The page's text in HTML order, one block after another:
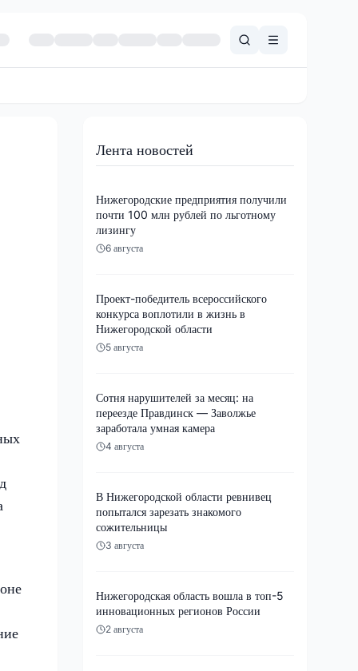
Лента новостей
Нижегородские предприятия получили
почти 100 млн рублей по льготному
лизингу
6 августа
Проект-победитель всероссийского
конкурса воплотили в жизнь в
Нижегородской области
5 августа
Сотня нарушителей за месяц: на
переезде Правдинск — Заволжье
заработала умная камера
4 августа
В Нижегородской области ревнивец
попытался зарезать знакомого
сожительницы
3 августа
Нижегородская область вошла в топ-5
инновационных регионов России
2 августа